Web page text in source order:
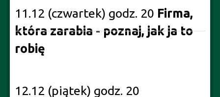
11.12 (czwartek) godz. 20 Firma,
która zarabia - poznaj, jak ja to
robię
12.12 (piątek) godz. 20